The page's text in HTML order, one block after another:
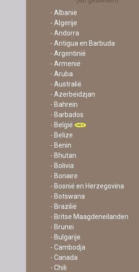
- Albanië
- Algerije
- Andorra
- Antigua en Barbuda
- Argentinië
- Armenië
- Aruba
- Australië
- Azerbeidzjan
- Bahrein
- Barbados
- België
- Belize
- Benin
- Bhutan
- Bolivia
- Bonaire
- Bosnië en Herzegovina
- Botswana
- Brazilië
- Britse Maagdeneilanden
- Brunei
- Bulgarije
- Cambodja
- Canada
- Chili